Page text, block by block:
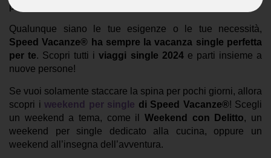
partenze in tutto il mondo!
Qualunque siano le tue esigenze o le tue necessità,
Speed Vacanze® ha sempre la vacanza single perfetta
per te. Scopri tutti iviaggi single 2024e parti insieme a
nuove persone!
Se vuoi solamente staccare la spina per pochi giorni, allora
scopri i weekend per single di Speed Vacanze®! Scegli
un weekend a tema, come il Weekend con Delitto, un
weekend per single dedicato alla cucina, oppure un
weekend all’insegna dell’avventura.